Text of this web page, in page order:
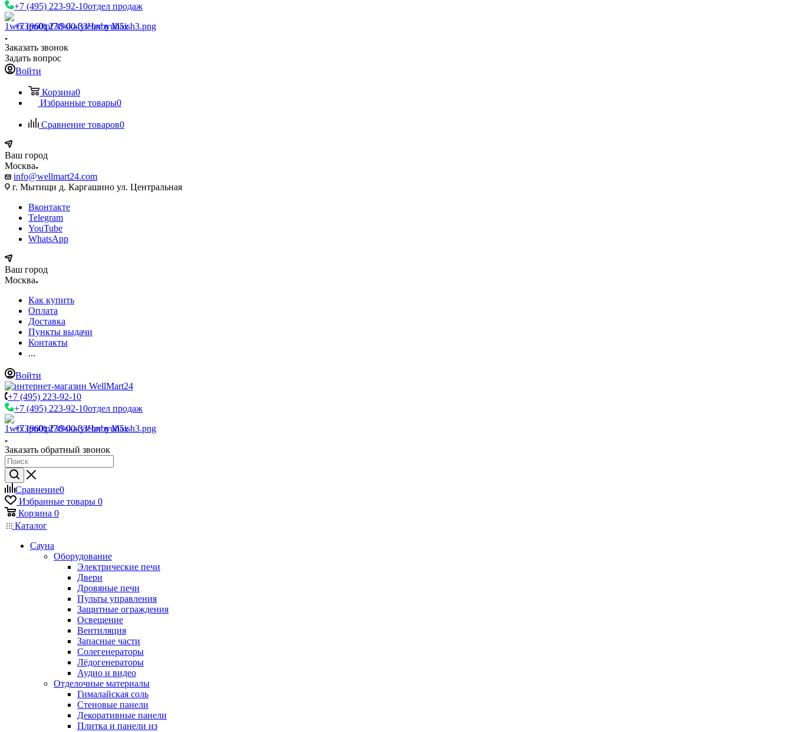
+7 (495) 223-92-10отдел продаж
+7 (960) 230-00-33Чат в Max
Заказать звонок
Задать вопрос
Войти
Корзина0
Избранные товары0
Сравнение товаров0
Ваш город
Москва
info@wellmart24.com
г. Мытищи д. Каргашино ул. Центральная
Вконтакте
Telegram
YouTube
WhatsApp
Ваш город
Москва
Как купить
Оплата
Доставка
Пункты выдачи
Контакты
...
Войти
+7 (495) 223-92-10
+7 (495) 223-92-10отдел продаж
+7 (960) 230-00-33Чат в Max
Заказать обратный звонок
Сравнение0
Избранные товары 0
Корзина 0
Каталог
Сауна
Оборудование
Электрические печи
Двери
Дровяные печи
Пульты управления
Защитные ограждения
Освещение
Вентиляция
Запасные части
Солегенераторы
Лёдогенераторы
Аудио и видео
Отделочные материалы
Гималайская соль
Стеновые панели
Декоративные панели
Плитка и панели из